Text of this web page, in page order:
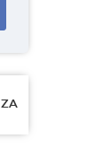
ZA